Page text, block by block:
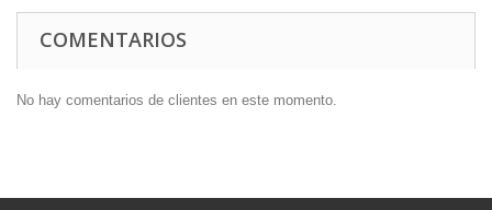
COMENTARIOS
No hay comentarios de clientes en este momento.